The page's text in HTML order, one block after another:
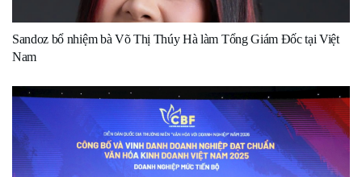
Sandoz bổ nhiệm bà Võ Thị Thúy Hà làm Tổng Giám Đốc tại Việt
Nam